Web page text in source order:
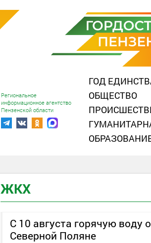
Региональное
информационное агентство
Пензенской области
ГОД
ОБЩЕСТВО
ЖКХ
С 10 августа горячую воду
Северной Поляне